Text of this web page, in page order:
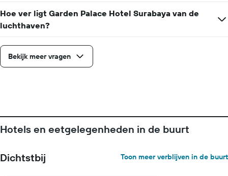
Hoe ver ligt Garden Palace Hotel Surabaya van de
luchthaven?
Bekijk meer vragen
Hotels en eetgelegenheden in de buurt
Dichtstbij Toon meer verblijven in de buurt